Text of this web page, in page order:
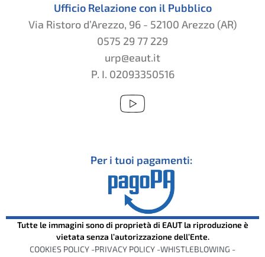
Ufficio Relazione con il Pubblico
Via Ristoro d’Arezzo, 96 - 52100 Arezzo (AR)
0575 29 77 229
urp@eaut.it
P. I. 02093350516
Per i tuoi pagamenti:
Tutte le immagini sono di proprietà di EAUT la riproduzione è
vietata senza l’autorizzazione dell’Ente.
COOKIES POLICY -PRIVACY POLICY -WHISTLEBLOWING -